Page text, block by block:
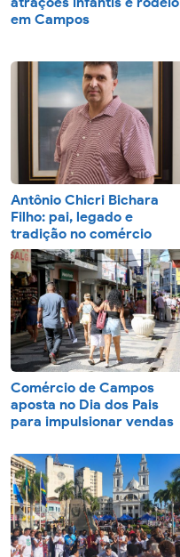
em Campos
Antônio Chicri Bichara
Filho: pai, legado e
tradição no comércio
Comércio de Campos
aposta no Dia dos Pais
para impulsionar vendas